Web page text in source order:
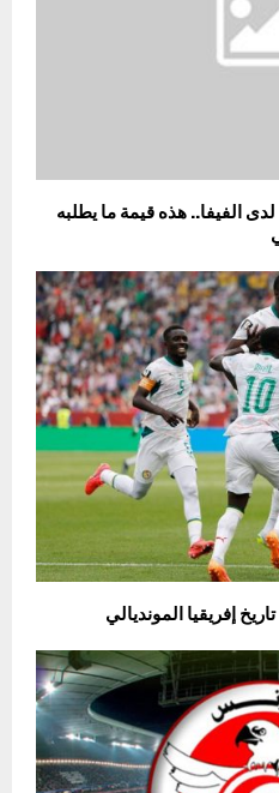
الفيفا.. هذه قيمة ما يطلبه
إفريقيا المونديالي